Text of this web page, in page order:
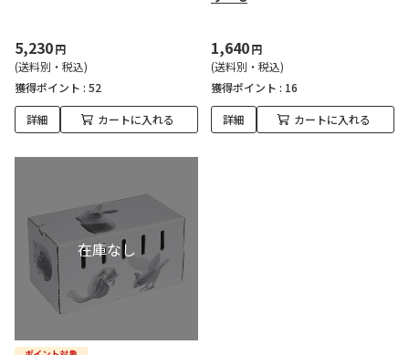
5,230円
(送料別・税込)
獲得ポイント : 52
詳細 カートに入れる
1,640円
(送料別・税込)
獲得ポイント : 16
詳細 カートに入れる